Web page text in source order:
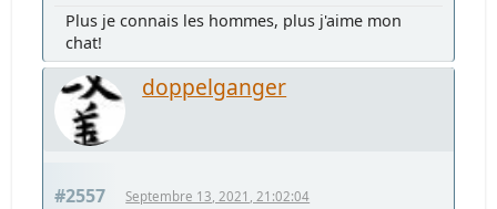
Plus je connais les hommes, plus j'aime mon
chat!
doppelganger
#2557 Septembre 13, 2021, 21:02:04